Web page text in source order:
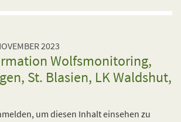
2023
Wolfsmonitoring,
St. Blasien, LK Waldshut,
um diesen Inhalt einsehen zu